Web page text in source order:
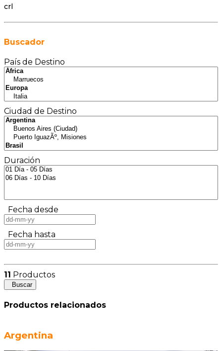
crl
Buscador
País de Destino
Ciudad de Destino
Duración
Fecha desde
Fecha hasta
11 Productos
Buscar
Productos relacionados
Argentina